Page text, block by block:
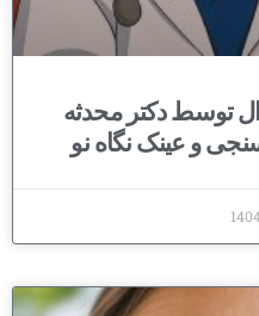
توسط دکتر محدثه
و عینک نگاه نو